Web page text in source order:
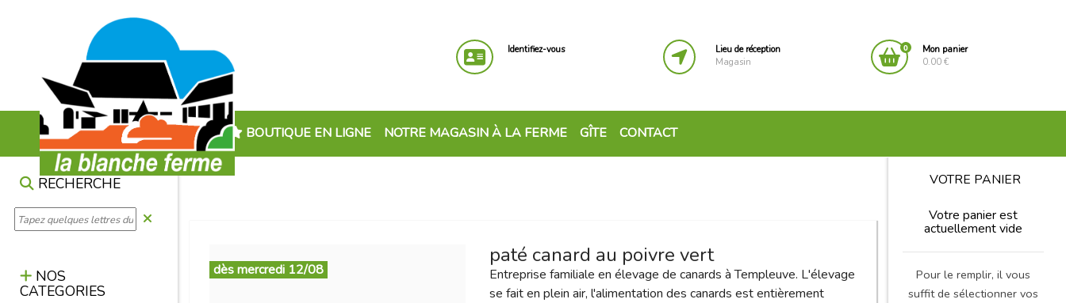
Identifiez-vous
Lieu de réception
Magasin
0
Mon panier
0.00 €
BOUTIQUE EN LIGNE NOTRE MAGASIN À LA FERME GÎTE CONTACT
RECHERCHE
NOS
CATEGORIES
dès mercredi 12/08
paté canard au poivre vert
Entreprise familiale en élevage de canards à Templeuve. L'élevage
se fait en plein air, l'alimentation des canards est entièrement
VOTRE PANIER
Votre panier est
actuellement vide
Pour le remplir, il vous
suffit de sélectionner vos